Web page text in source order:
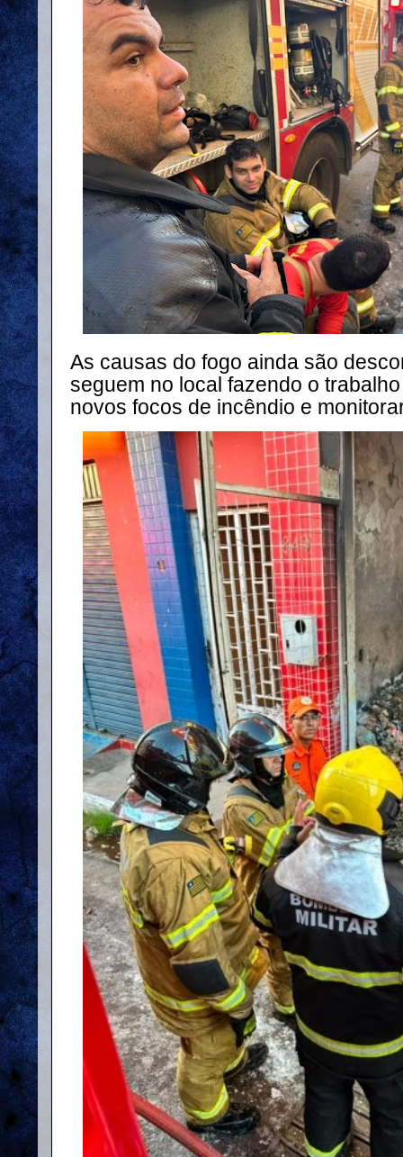
As causas do fogo ainda são
seguem no local fazendo o
novos focos de incêndio e